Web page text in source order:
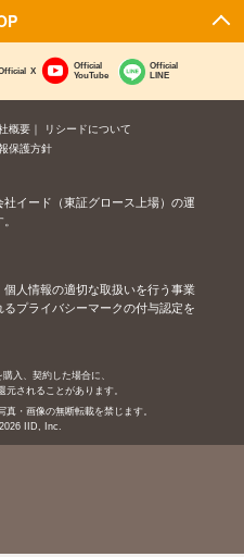
X
Official
YouTube
Official
LINE
概要
リシードについて
保護方針
社イード（東証グロース上場）の運
人情報の適切な取扱いを行う事業
プライバシーマークの付与認定を
入、契約した場合に、
されることがあります。
・画像の無断転載を禁じます。
IID, Inc.